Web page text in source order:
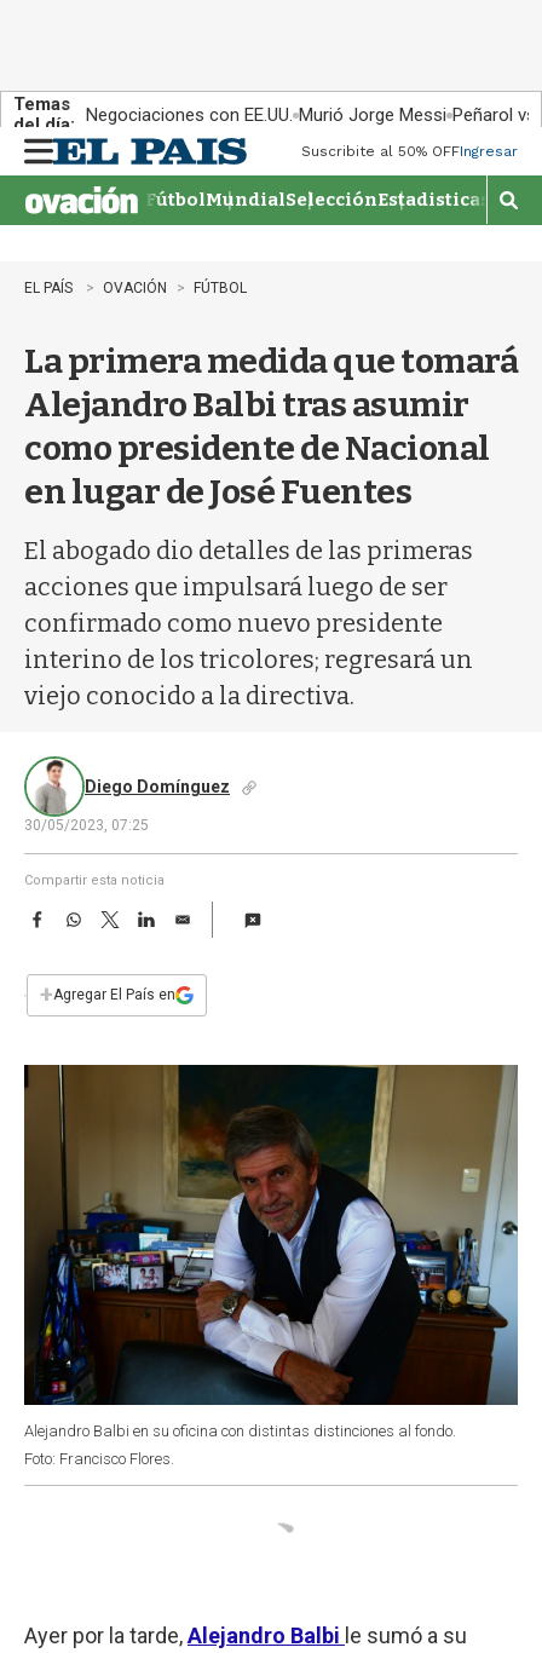
Temas
del día: Negociaciones con EE.UU. Murió Jorge Messi Peñarol
n
u
Suscribite al 50% OFFIngresar
FútbolMundialSelecciónEstadisticas
M
o
r
b
EL PAÍS OVACIÓN FÚTBOL
La primera medida que tomará
Alejandro Balbi tras asumir
como presidente de Nacional
en lugar de José Fuentes
El abogado dio detalles de las primeras
acciones que impulsará luego de ser
confirmado como nuevo presidente
interino de los tricolores; regresará un
viejo conocido a la directiva.
Diego Domínguez
30/05/2023, 07:25
Compartir esta noticia
F
e
b
W
s
T
w
t
L
E
i
l
+Agregar El País en
Alejandro Balbi en su oficina con distintas distinciones al fondo.
Foto: Francisco Flores.
Ayer por la tarde,Alejandro Balbi le sumó a su